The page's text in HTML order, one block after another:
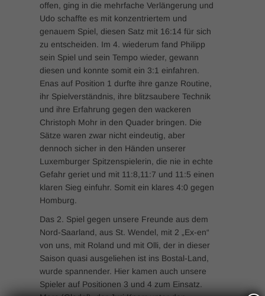
offen, ging in die mehrfache Verlängerung und
Udo schaffte es mit konzentriertem und
genauem Spiel, diesen Satz mit 16:14 für sich
zu entscheiden. Im 4. wiederum fand Philipp
sein Spiel und sein Tempo wieder, gewann
diesen und konnte somit ein 3:1 einfahren.
Enas auf Position 1 durfte ihre ganze Routine,
ihr Spielverständnis, ihre blitzsaubere Technik
und ihre Erfahrung gegen den wackeren
Christoph Mohr in den Quader bringen. Die
Sätze waren zwar nicht eindeutig, aber
dennoch sicher in den Händen unserer
Luxemburger Spitzenspielerin, die nie in echte
Gefahr geriet und mit 11:8,11:7 und 11:5 einen
klaren Sieg einfuhr. Somit ein klares 4:0 gegen
Homburg.
Das 2. Spiel gegen unsere Freunde aus dem
Nord-Saarland, aus St. Wendel, mit 2 „Ex-en“
von uns, mit Roland und mit Olli, der in dieser
Saison quasi ausgeliehen ist ins Bostal-Land,
wurde spannender. Hier kamen auch unsere
Spieler auf Positionen 3 und 4 zum Einsatz.